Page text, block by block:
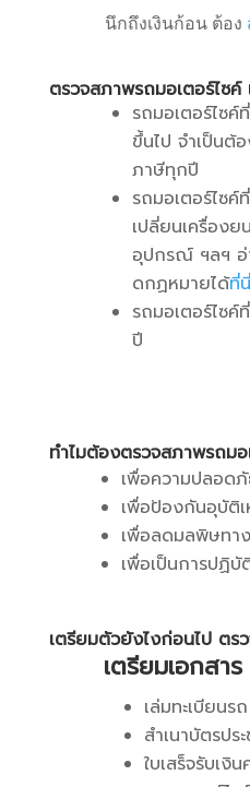
นึกถึงเงินก้อน ต้อง
ตรวจสภาพรถมอเตอร์ไซค์
รถมอเตอร์ไซค์
ขึ้นไป จำเป็นต้
ภาษีทุกปี
รถมอเตอร์ไซ
เปลี่ยนเครื่อง
อุปกรณ์ ฯลฯ อ่
ดกฏหมายได้ที่นี่
รถมอเตอร์ไซค์
ปี
ทำไมต้องตรวจสภาพรถม
เพื่อความปลอด
เพื่อป้องกันอุบัติ
เพื่อลดมลพิษทา
เพื่อเป็นการปฏิ
เตรียมตัวยังไงก่อนไป ตร
เตรียมเอกสาร
เล่มทะเบียนรถ
สำเนาบัตรปร
ใบเสร็จรับเงิ